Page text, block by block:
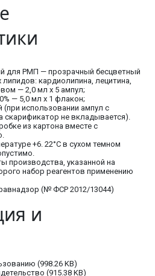
для РМП — прозрачный бесцветный
кардиолипина, лецитина,
— 2,0 мл х 5 ампул;
— 5,0 мл х 1 флакон;
использовании ампул с
скарификатор не вкладывается).
из картона вместе с
+6. 22°C в сухом темном
производства, указанной на
набор реагентов применению
(№ ФСР 2012/13044)
и
(998.26 KB)
(915.38 KB)